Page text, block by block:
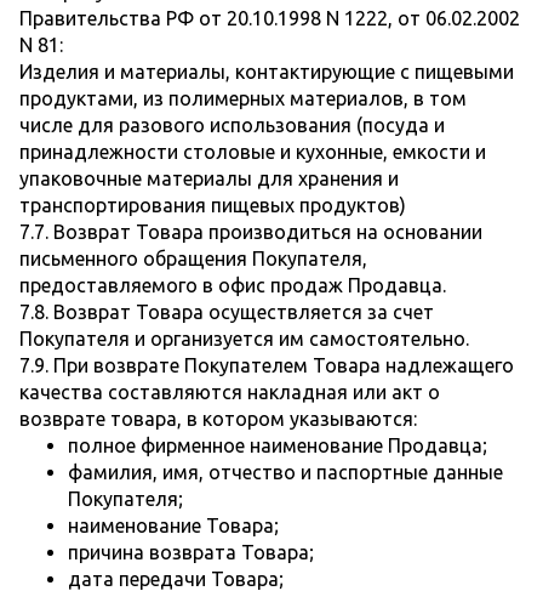
Правительства РФ от 20.10.1998 N 1222, от 06.02.2002
N 81:
Изделия и материалы, контактирующие с пищевыми
продуктами, из полимерных материалов, в том
числе для разового использования (посуда и
принадлежности столовые и кухонные, емкости и
упаковочные материалы для хранения и
транспортирования пищевых продуктов)
7.7. Возврат Товара производиться на основании
письменного обращения Покупателя,
предоставляемого в офис продаж Продавца.
7.8. Возврат Товара осуществляется за счет
Покупателя и организуется им самостоятельно.
7.9. При возврате Покупателем Товара надлежащего
качества составляются накладная или акт о
возврате товара, в котором указываются:
полное фирменное наименование Продавца;
фамилия, имя, отчество и паспортные данные
Покупателя;
наименование Товара;
причина возврата Товара;
дата передачи Товара;